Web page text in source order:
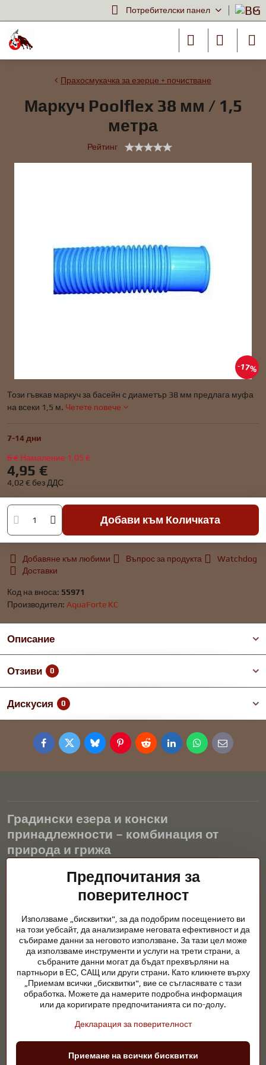
Потребителски панел
17%
Прахосмукачка за езерце + почистване
Маркуч Poolflex 38 мм / 1,5
метра
Рейтинг
Този гъвкав маркуч за басейн с диаметър 38 мм предлага муфа
на всеки 1,5 м. Четете повече
7-14 дни
6 € Намаление 1,05 €
4,95 €
4,02 € без ДДС
Добави към Количката
Добавяне към любими Въпрос за продукта
Watchdog
Доставки
Код на вноса: 55971
Производител: AquaForte KC
Описание
Отзиви 0
Дискусия 0
FacebookTwitterBlueskyPinterestRedditLinkedInWhatsApp
E-
mail
Градински езера и конски
принадлежности – комбинация от
природа и грижа
Градинските езера са красиво допълнение към всеки екстериор
и създават хармонична среда за релаксация и живот на водните
животни. Правилната технология, филтрацията и редовната
през цялата година. Също толкова важна е грижата за
животните, които са част от нашия живот.
Конете се нуждаят от висококачествени конски принадлежности,
правилно хранене и отговорни грижи, за да бъдат здрави, силни
и доволни. Независимо дали става въпрос за екипировка за
ездачи, развъдчици или любители на природата, целта е да се
създаде среда, която подкрепя естествения баланс,
©2026Авторско право
Предпочитания за
поверителност
Използваме „бисквитки", за да подобрим посещението ви
на този уебсайт, да анализираме неговата ефективност и да
събираме данни за неговото използване. За тази цел може
да използваме инструменти и услуги на трети страни, а
събраните данни могат да бъдат прехвърляни на
партньори в ЕС, САЩ или други страни. Като кликнете върху
„Приемам всички „бисквитки", вие се съгласявате с тази
обработка. Можете да намерите подробна информация
или да коригирате предпочитанията си по-долу.
Декларация за поверителност
Приемане на всички бисквитки